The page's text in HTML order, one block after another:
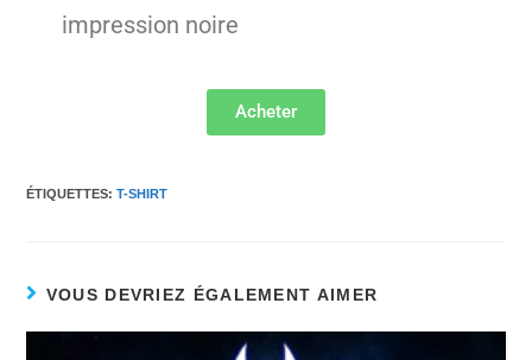
impression noire
Acheter
ÉTIQUETTES:T-SHIRT
VOUS DEVRIEZ ÉGALEMENT AIMER